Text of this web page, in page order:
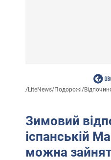
/LiteNews/Подорожі/
Зимовий
іспанській
можна